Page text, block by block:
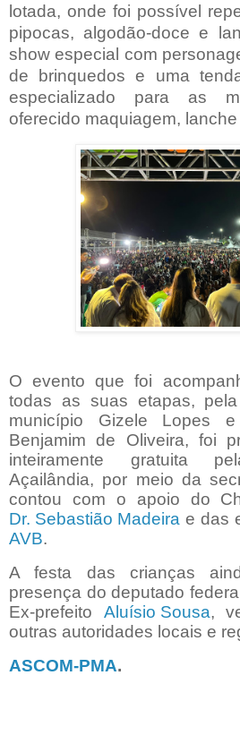
lotada, onde foi possível
pipocas, algodão-doce e
show especial com
de brinquedos e uma
especializado para as
oferecido maquiagem,
O evento que foi
todas as suas etapas,
município Gizele Lopes
Benjamim de Oliveira, foi
inteiramente gratuita
Açailândia, por meio da
contou com o apoio do
Dr. Sebastião Madeira e das
AVB.
A festa das crianças
presença do deputado
Ex-prefeito Aluísio Sousa,
outras autoridades locais e
ASCOM-PMA.